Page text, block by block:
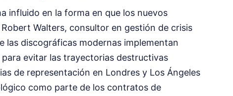
influido en la forma en que los nuevos
Walters, consultor en gestión de crisis
las discográficas modernas implementan
evitar las trayectorias destructivas
de representación en Londres y Los Ángeles
como parte de los contratos de